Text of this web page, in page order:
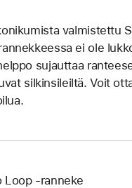
valmistettu
ei ole
sujauttaa
silkinsileiltä. Voit
Loop ‑ranneke